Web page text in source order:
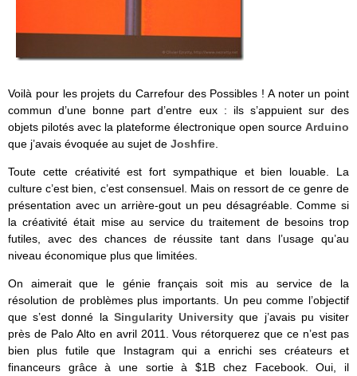
Voilà pour les projets du Carrefour des Possibles ! A noter un point
commun d’une bonne part d’entre eux : ils s’appuient sur des
objets pilotés avec la plateforme électronique open source Arduino
que j’avais évoquée au sujet de Joshfire
Toute cette créativité est fort sympathique et bien louable. La
culture c’est bien, c’est consensuel. Mais on ressort de ce genre de
présentation avec un arrière-gout un peu désagréable. Comme si
la créativité était mise au service du traitement de besoins trop
futiles, avec des chances de réussite tant dans l’usage qu’au
niveau économique plus que limitées.
On aimerait que le génie français soit mis au service de la
résolution de problèmes plus importants. Un peu comme l’objectif
que s’est donné la Singularity University que j’avais pu visiter
près de Palo Alto en avril 2011. Vous rétorquerez que ce n’est pas
bien plus futile que Instagram qui a enrichi ses créateurs et
financeurs grâce à une sortie à $1B chez Facebook. Oui, il